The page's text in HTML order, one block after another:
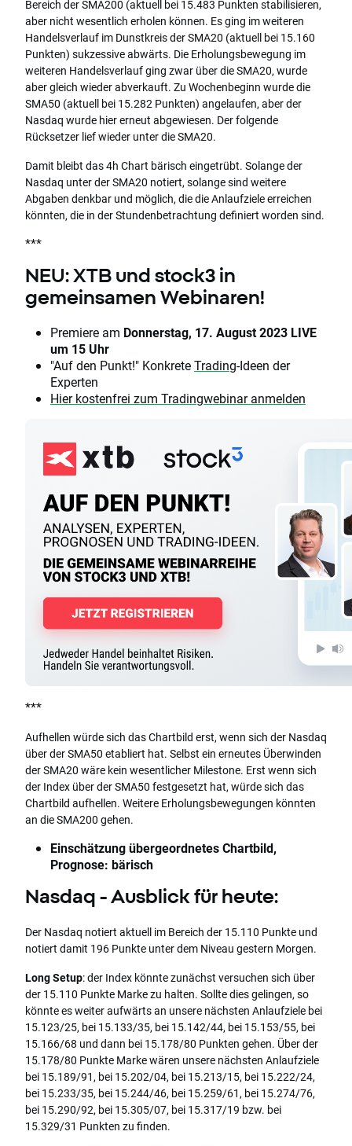
Bereich der SMA200 (aktuell bei 15.483 Punkten stabilisieren,
aber nicht wesentlich erholen können. Es ging im weiteren
Handelsverlauf im Dunstkreis der SMA20 (aktuell bei 15.160
Punkten) sukzessive abwärts. Die Erholungsbewegung im
weiteren Handelsverlauf ging zwar über die SMA20, wurde
aber gleich wieder abverkauft. Zu Wochenbeginn wurde die
SMA50 (aktuell bei 15.282 Punkten) angelaufen, aber der
Nasdaq wurde hier erneut abgewiesen. Der folgende
Rücksetzer lief wieder unter die SMA20.
Damit bleibt das 4h Chart bärisch eingetrübt. Solange der
Nasdaq unter der SMA20 notiert, solange sind weitere
Abgaben denkbar und möglich, die die Anlaufziele erreichen
könnten, die in der Stundenbetrachtung definiert worden sind.
***
NEU: XTB und stock3 in
gemeinsamen Webinaren!
Premiere am Donnerstag, 17. August 2023 LIVE
um 15 Uhr
"Auf den Punkt!" KonkreteTrading-Ideen der
Experten
Hier kostenfrei zum Tradingwebinar anmelden
***
Aufhellen würde sich das Chartbild erst, wenn sich der Nasdaq
über der SMA50 etabliert hat. Selbst ein erneutes Überwinden
der SMA20 wäre kein wesentlicher Milestone. Erst wenn sich
der Index über der SMA50 festgesetzt hat, würde sich das
Chartbild aufhellen. Weitere Erholungsbewegungen könnten
an die SMA200 gehen.
Einschätzung übergeordnetes Chartbild,
Prognose: bärisch
Nasdaq - Ausblick für heute:
Der Nasdaq notiert aktuell im Bereich der 15.110 Punkte und
notiert damit 196 Punkte unter dem Niveau gestern Morgen.
Long Setup: der Index könnte zunächst versuchen sich über
der 15.110 Punkte Marke zu halten. Sollte dies gelingen, so
könnte es weiter aufwärts an unsere nächsten Anlaufziele bei
15.123/25, bei 15.133/35, bei 15.142/44, bei 15.153/55, bei
15.166/68 und dann bei 15.178/80 Punkten gehen. Über der
15.178/80 Punkte Marke wären unsere nächsten Anlaufziele
bei 15.189/91, bei 15.202/04, bei 15.213/15, bei 15.222/24,
bei 15.233/35, bei 15.244/46, bei 15.259/61, bei 15.274/76,
bei 15.290/92, bei 15.305/07, bei 15.317/19 bzw. bei
15.329/31 Punkten zu finden.